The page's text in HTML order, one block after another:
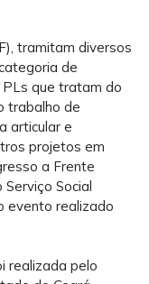
tramitam diversos
de
que tratam do
trabalho de
articular e
projetos em
a Frente
Social
evento realizado
realizada pelo